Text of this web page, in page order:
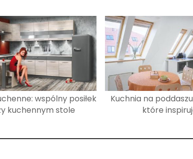
wspólny posiłek
kuchennym stole
Kuchnia na
które